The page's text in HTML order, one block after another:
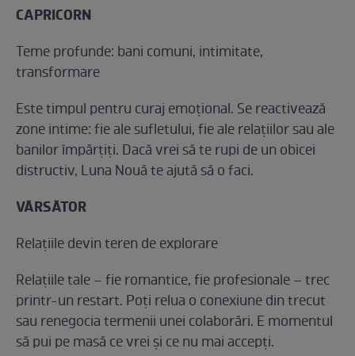
CAPRICORN
Teme profunde: bani comuni, intimitate,
transformare
Este timpul pentru curaj emoțional. Se reactivează
zone intime: fie ale sufletului, fie ale relațiilor sau ale
banilor împărțiți. Dacă vrei să te rupi de un obicei
distructiv, Luna Nouă te ajută să o faci.
VĂRSĂTOR
Relațiile devin teren de explorare
Relațiile tale – fie romantice, fie profesionale – trec
printr-un restart. Poți relua o conexiune din trecut
sau renegocia termenii unei colaborări. E momentul
să pui pe masă ce vrei și ce nu mai accepți.